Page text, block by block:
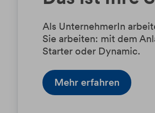
Als UnternehmerIn
Sie arbeiten: mit dem
Starter oder Dynamic.
Mehr erfahren